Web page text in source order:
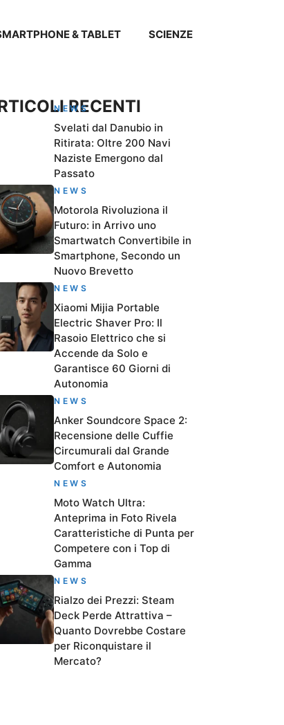
& TABLET SCIENZE
RECENTI
NEWS
Svelati dal Danubio in
Ritirata: Oltre 200 Navi
Naziste Emergono dal
Passato
NEWS
Motorola Rivoluziona il
Futuro: in Arrivo uno
Smartwatch Convertibile in
Smartphone, Secondo un
Nuovo Brevetto
NEWS
Xiaomi Mijia Portable
Electric Shaver Pro: Il
Rasoio Elettrico che si
Accende da Solo e
Garantisce 60 Giorni di
Autonomia
NEWS
Anker Soundcore Space 2:
Recensione delle Cuffie
Circumurali dal Grande
Comfort e Autonomia
NEWS
Moto Watch Ultra:
Anteprima in Foto Rivela
Caratteristiche di Punta per
Competere con i Top di
Gamma
NEWS
Rialzo dei Prezzi: Steam
Deck Perde Attrattiva –
Quanto Dovrebbe Costare
per Riconquistare il
Mercato?